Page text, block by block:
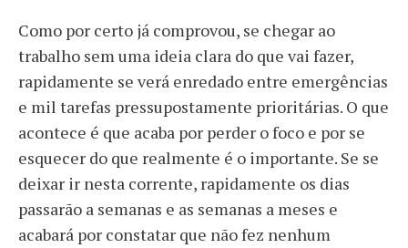
Como por certo já comprovou, se chegar ao
trabalho sem uma ideia clara do que vai fazer,
rapidamente se verá enredado entre emergências
e mil tarefas pressupostamente prioritárias. O que
acontece é que acaba por perder o foco e por se
esquecer do que realmente é o importante. Se se
deixar ir nesta corrente, rapidamente os dias
passarão a semanas e as semanas a meses e
acabará por constatar que não fez nenhum